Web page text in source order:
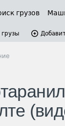
грузов